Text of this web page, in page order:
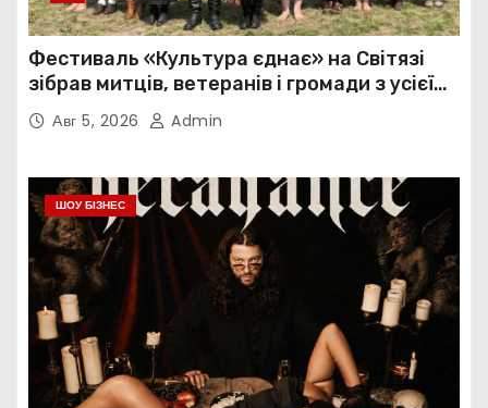
Фестиваль «Культура єднає» на Світязі
зібрав митців, ветеранів і громади з усієї
України
Авг 5, 2026 Admin
ШОУ БІЗНЕС